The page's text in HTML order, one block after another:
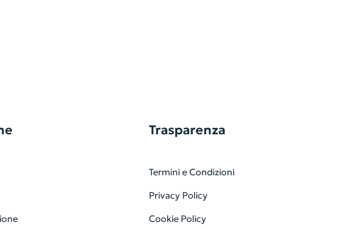
Trasparenza
Termini e Condizioni
Privacy Policy
Cookie Policy